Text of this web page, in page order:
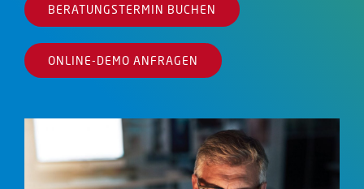
BERATUNGSTERMIN BUCHEN
ONLINE-DEMO ANFRAGEN